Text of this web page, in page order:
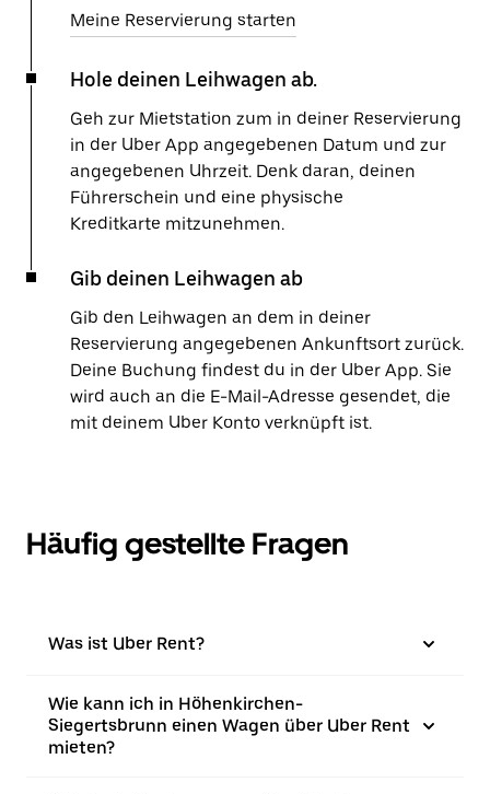
Meine Reservierung starten
Hole deinen Leihwagen ab.
Geh zur Mietstation zum in deiner Reservierung
in der Uber App angegebenen Datum und zur
angegebenen Uhrzeit. Denk daran, deinen
Führerschein und eine physische
Kreditkarte mitzunehmen.
Gib deinen Leihwagen ab
Gib den Leihwagen an dem in deiner
Reservierung angegebenen Ankunftsort zurück.
Deine Buchung findest du in der Uber App. Sie
wird auch an die E-Mail-Adresse gesendet, die
mit deinem Uber Konto verknüpft ist.
Häufig gestellte Fragen
Was ist Uber Rent?
Wie kann ich in Höhenkirchen-
Siegertsbrunn einen Wagen über Uber Rent
mieten?